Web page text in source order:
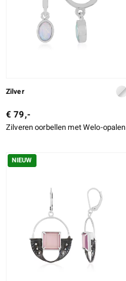
Zilver
€ 79,-
Zilveren oorbellen met Welo-opalen
NIEUW